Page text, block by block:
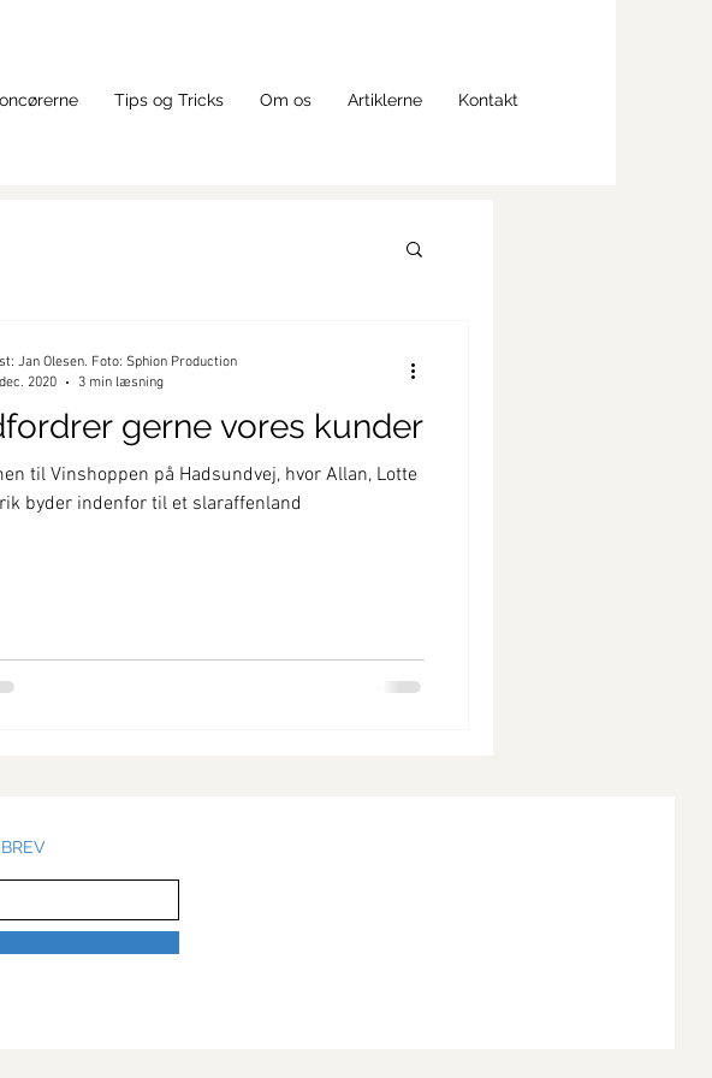
Tips og Tricks Om os Artiklerne Kontakt
gerne vores kunder
til Vinshoppen på Hadsundvej, hvor Allan, Lotte
byder indenfor til et slaraffenland
Jan Olesen. Foto: Sphion Production
2020
3 min læsning